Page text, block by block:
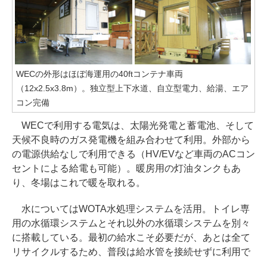
WECの外形はほぼ海運用の40ftコンテナ車両
（12x2.5x3.8m）。独立型上下水道、自立型電力、給湯、エア
コン完備
WECで利用する電気は、太陽光発電と蓄電池、そして
天候不良時のガス発電機を組み合わせて利用。外部から
の電源供給なしで利用できる（HV/EVなど車両のACコン
セントによる給電も可能）。暖房用の灯油タンクもあ
り、冬場はこれで暖を取れる。
水についてはWOTA水処理システムを活用。トイレ専
用の水循環システムとそれ以外の水循環システムを別々
に搭載している。最初の給水こそ必要だが、あとは全て
リサイクルするため、普段は給水管を接続せずに利用で